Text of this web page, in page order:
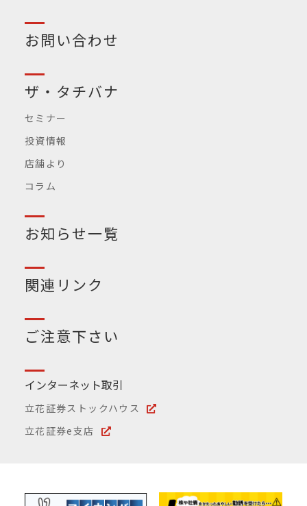
お問い合わせ
ザ・タチバナ
セミナー
投資情報
店舗より
コラム
お知らせ一覧
関連リンク
ご注意下さい
インターネット取引
立花証券ストックハウス
立花証券e支店